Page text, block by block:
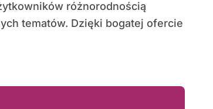
różnorodnością
tematów. Dzięki bogatej ofercie